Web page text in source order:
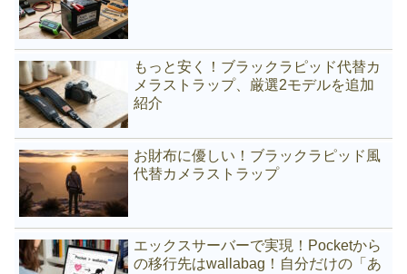
もっと安く！ブラックラピッド代替カ
メラストラップ、厳選2モデルを追加
紹介
お財布に優しい！ブラックラピッド風
代替カメラストラップ
エックスサーバーで実現！Pocketから
の移行先はwallabag！自分だけの「あ